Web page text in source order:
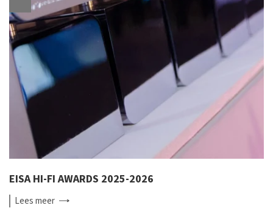
EISA HI-FI AWARDS 2025-2026
Leesmeer